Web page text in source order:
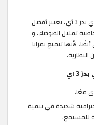
سماعات أذن لاسلكية هواوي فري بدز 3 أي، تعتبر أفضل
تقليل الضوضاء، و
لأنها تتمتع بمزايا
اي
معًا.
شديدة في تنقية
للمستمع.